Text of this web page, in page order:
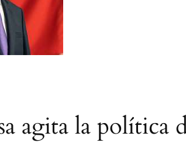
agita la